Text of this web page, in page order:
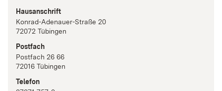
Hausanschrift
Konrad-Adenauer-Straße 20
72072 Tübingen
Postfach
Postfach 26 66
72016 Tübingen
Telefon